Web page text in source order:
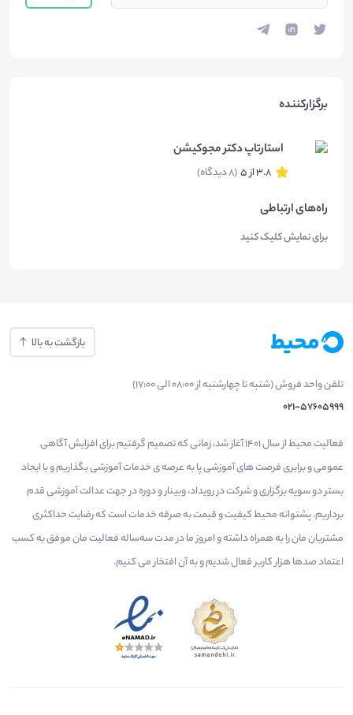
برگزارکننده
استارتاپ دکتر مجوکیشن
3.8 از 5 (8 دیدگاه)
راه‌های ارتباطی
برای نمایش کلیک کنید
بازگشت به بالا
تلفن واحد فروش (شنبه تا چهارشنبه از 08:00 الی 17:00)
021-57605999
فعالیت محیط از سال 1401 آغاز شد، زمانی که تصمیم گرفتیم برای افزایش آگاهی
عمومی و برابری فرصت های آموزشی پا به عرصه ی خدمات آموزشی بگذاریم و با ایجاد
بستر دو سویه برگزاری و شرکت در رویداد، وبینار و دوره در جهت عدالت آموزشی قدم
برداریم. پشتوانه محیط کیفیت و قیمت به صرفه خدمات است که رضایت حداکثری
مشتریان مان را به همراه داشته و امروز ما در مدت سه‌ساله فعالیت مان موفق به کسب
اعتماد صدها هزار کاربر فعال شدیم و به آن افتخار می‌ کنیم.